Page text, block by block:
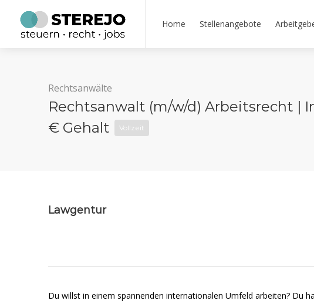
Home Stellenangebote
Rechtsanwälte
Rechtsanwalt (m/w/d) Arbeitsrecht |
€ Gehalt
Vollzeit
Lawgentur
Du willst in einem spannenden internationalen Umfeld arbeiten? Du